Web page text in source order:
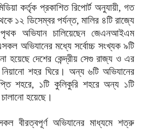
কর্তৃক প্রকাশিত রিপোর্ট অনুযায়ী, গত
১২ ডিসেম্বর পর্যন্ত, মালির ৪টি রাজ্যে
অভিযান চালিয়েছেন জেএনআইএম
অভিযানের মধ্যে সর্বোচ্চ সংখ্যক ৯টি
হয়েছে দেশের কেন্দ্রীয় সেগু রাজ্য ও এর
শহর ঘিরে। অন্য ৬টি অভিযানের
শহরে, ১টি কুলিকুরি শহরে অন্য ১টি
হয়েছে।
বীরত্বপূর্ণ অভিযানের মাধ্যমে শত্রু